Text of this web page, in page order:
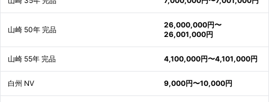
山崎 50年 完品
26,000,000円〜
26,001,000円
山崎 55年 完品 4,100,000円〜4,101,000円
白州 NV 9,000円〜10,000円